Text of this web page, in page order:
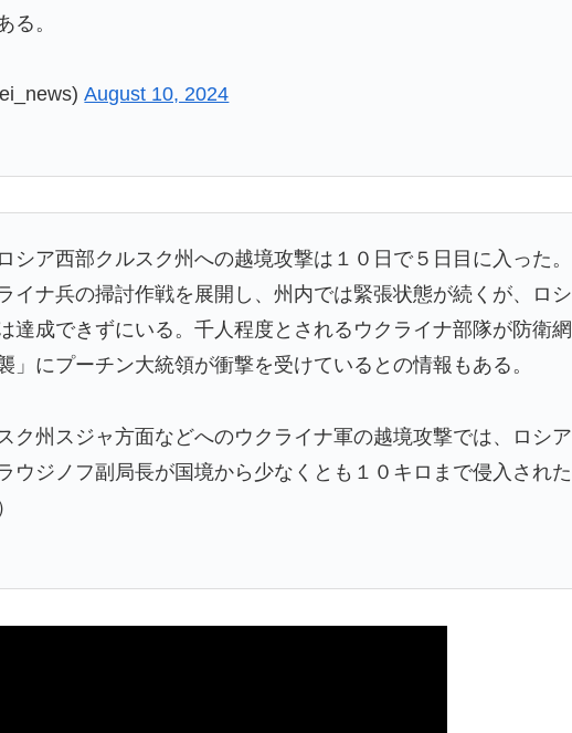
る。
August 10, 2024
シア西部クルスク州への越境攻撃は１０日で５日目に入った。
イナ兵の掃討作戦を展開し、州内では緊張状態が続くが、ロシ
達成できずにいる。千人程度とされるウクライナ部隊が防衛網
」にプーチン大統領が衝撃を受けているとの情報もある。
ク州スジャ方面などへのウクライナ軍の越境攻撃では、ロシア
ウジノフ副局長が国境から少なくとも１０キロまで侵入された